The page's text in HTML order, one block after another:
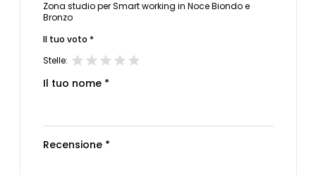
Zona studio per Smart working in Noce Biondo e
Bronzo
Il tuo voto *
Stelle:
Il tuo nome *
Recensione *